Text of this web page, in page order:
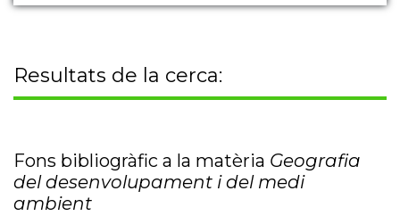
Resultats de la cerca:
Fons bibliogràfic a la matèria Geografia
del desenvolupament i del medi
ambient